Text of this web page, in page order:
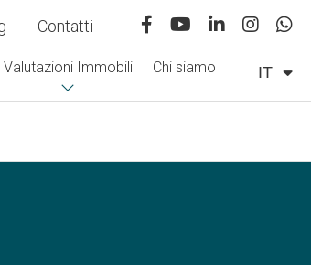
Contatti
IT
Valutazioni Immobili Chi siamo